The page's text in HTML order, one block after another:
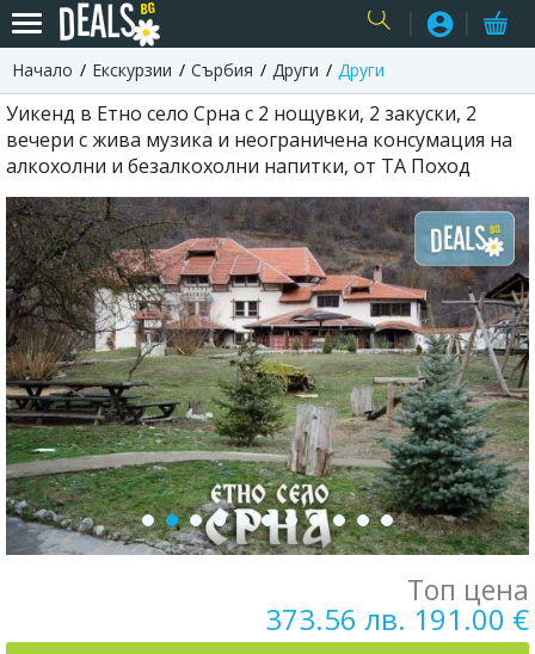
Начало Екскурзии Сърбия Други Други
Уикенд в Етно село Срна с 2 нощувки, 2 закуски, 2
вечери с жива музика и неограничена консумация на
алкохолни и безалкохолни напитки, от ТА Поход
Топ цена
373.56 лв. 191.00 €